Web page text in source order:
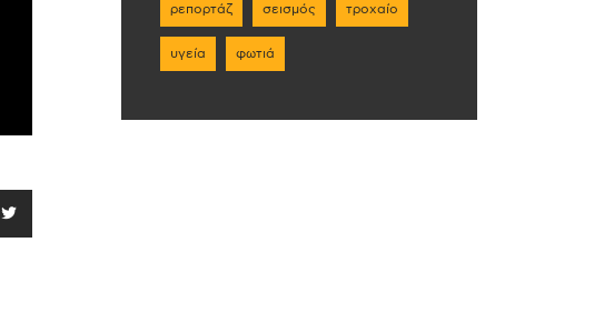
ρεπορτάζ σεισμός τροχαίο
υγεία φωτιά